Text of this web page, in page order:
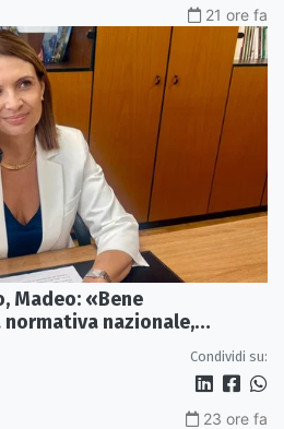
21 ore fa
Madeo: «Bene
nazionale,
Condividi su:
23 ore fa